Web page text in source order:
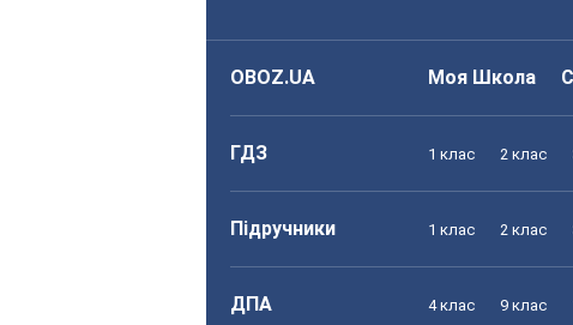
OBOZ.UA Моя Школа
ГДЗ 1 клас 2 клас
Підручники 1 клас 2 клас
ДПА 4 клас 9 клас